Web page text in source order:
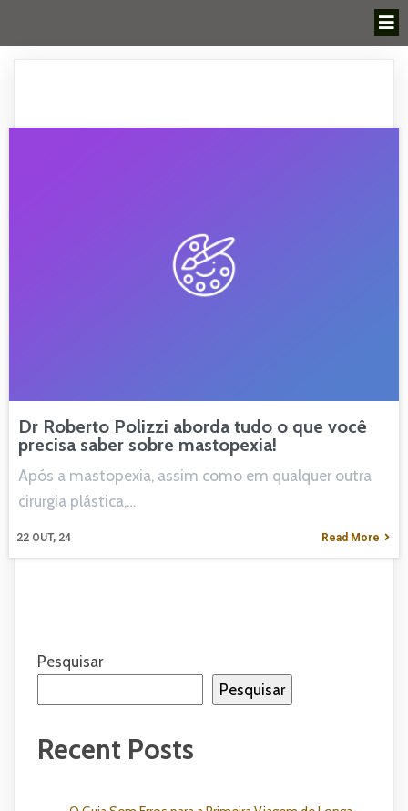
Dr Roberto Polizzi aborda tudo o que você
precisa saber sobre mastopexia!
22 OUT, 24
Após a mastopexia, assim como em qualquer outra
cirurgia plástica,…
Read More
Pesquisar
Pesquisar
Recent Posts